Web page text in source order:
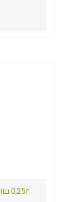
0,25г